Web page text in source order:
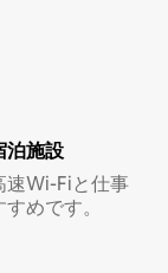
泊⁠施⁠設
速Wi-Fiと仕事
めです。